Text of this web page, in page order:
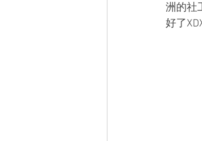
洲的社
好了